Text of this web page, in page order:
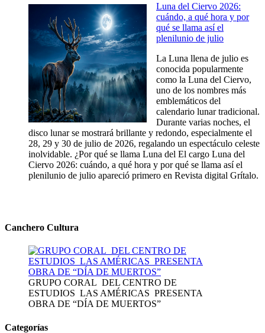
Luna del Ciervo 2026:
cuándo, a qué hora y por
qué se llama así el
plenilunio de julio
La Luna llena de julio es
conocida popularmente
como la Luna del Ciervo,
uno de los nombres más
emblemáticos del
calendario lunar tradicional.
Durante varias noches, el
disco lunar se mostrará brillante y redondo, especialmente el
28, 29 y 30 de julio de 2026, regalando un espectáculo celeste
inolvidable. ¿Por qué se llama Luna del El cargo Luna del
Ciervo 2026: cuándo, a qué hora y por qué se llama así el
plenilunio de julio apareció primero en Revista digital Grítalo.
Canchero Cultura
GRUPO CORAL DEL CENTRO DE
ESTUDIOS LAS AMÉRICAS PRESENTA
OBRA DE “DÍA DE MUERTOS”
Categorías